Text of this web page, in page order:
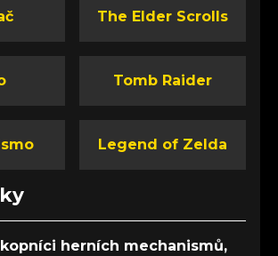
The Elder Scrolls
Tomb Raider
Legend of Zelda
herních mechanismů,